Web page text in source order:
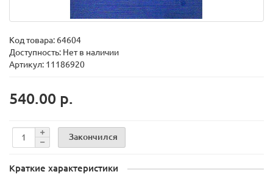
Код товара: 64604
Доступность: Нет в наличии
Артикул: 11186920
540.00 р.
Закончился
Краткие характеристики